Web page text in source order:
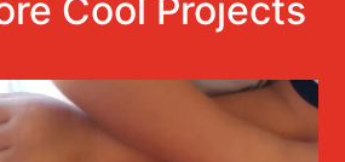
Cool Projects